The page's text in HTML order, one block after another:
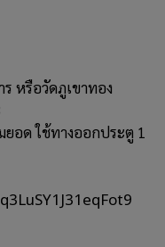
หรือวัดภูเขาทอง
ยอด ใช้ทางออกประตู 1